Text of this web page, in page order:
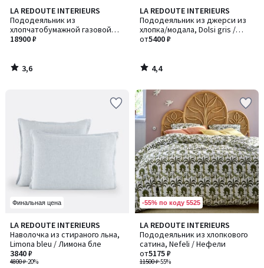
LA REDOUTE INTERIEURS
Пододеяльник из
хлопчатобумажной газовой
ткани, Kumla / Кумла
18900 ₽
3,6
/ 5
3,6
/
LA REDOUTE INTERIEURS
Пододеяльник из джерси из
хлопка/модала, Dolsi gris /
Долси грис
от5400 ₽
4,4
/ 5
4,4
/
Финальная цена
LA REDOUTE INTERIEURS
Наволочка из стираного льна,
Limona bleu / Лимона бле
4800 ₽-20%
3840 ₽
3,6
/ 5
-55% по коду 5525
LA REDOUTE INTERIEURS
Пододеяльник из хлопкового
сатина, Nefeli / Нефели
11500 ₽-55%
от5175 ₽